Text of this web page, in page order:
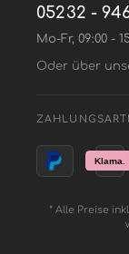
05232 -
Mo-Fr, 09:00 -
Oder über
* Alle Preise